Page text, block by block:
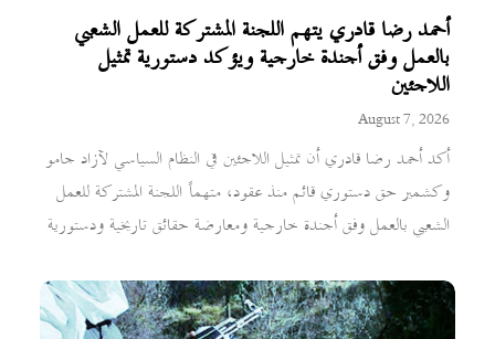
أحمد رضا قادري يتهم اللجنة المشتركة للعمل الشعبي
بالعمل وفق أجندة خارجية ويؤكد دستورية تمثيل
اللاجئين
August 7, 2026
أكد أحمد رضا قادري أن تمثيل اللاجئين في النظام السياسي لآزاد جامو
وكشمير حق دستوري قائم منذ عقود، متهماً اللجنة المشتركة للعمل
الشعبي بالعمل وفق أجندة خارجية ومعارضة حقائق تاريخية ودستورية